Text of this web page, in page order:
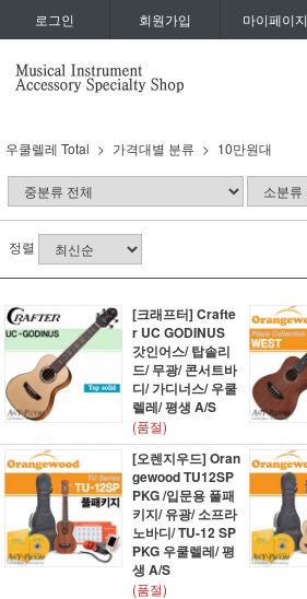
로그인 회원가입 마이페이지
우쿨렐레 Total 가격대별 분류 10만원대
정렬
[크래프터] Crafte
r UC GODINUS
갓인어스/ 탑솔리
드/ 무광/ 콘서트바
디/ 가디너스/ 우쿨
렐레/ 평생 A/S
(품절)
[오렌지우드] Oran
gewood TU12SP
PKG /입문용 풀패
키지/ 유광/ 소프라
노바디/ TU-12 SP
PKG 우쿨렐레/ 평
생 A/S
(품절)